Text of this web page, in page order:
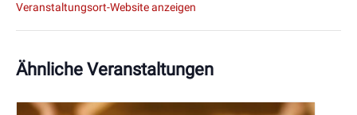
Veranstaltungsort-Website anzeigen
Ähnliche Veranstaltungen